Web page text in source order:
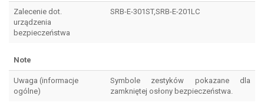
Zalecenie dot.
urządzenia
bezpieczeństwa
SRB-E-301ST,SRB-E-201LC
Note
Uwaga (informacje
ogólne)
Symbole zestyków pokazane dla
zamkniętej osłony bezpieczeństwa.